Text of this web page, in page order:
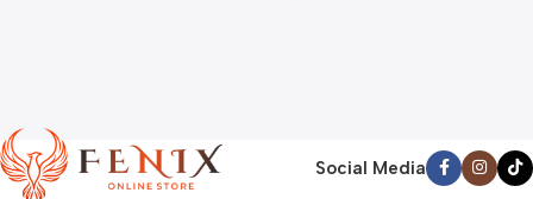
Social Media